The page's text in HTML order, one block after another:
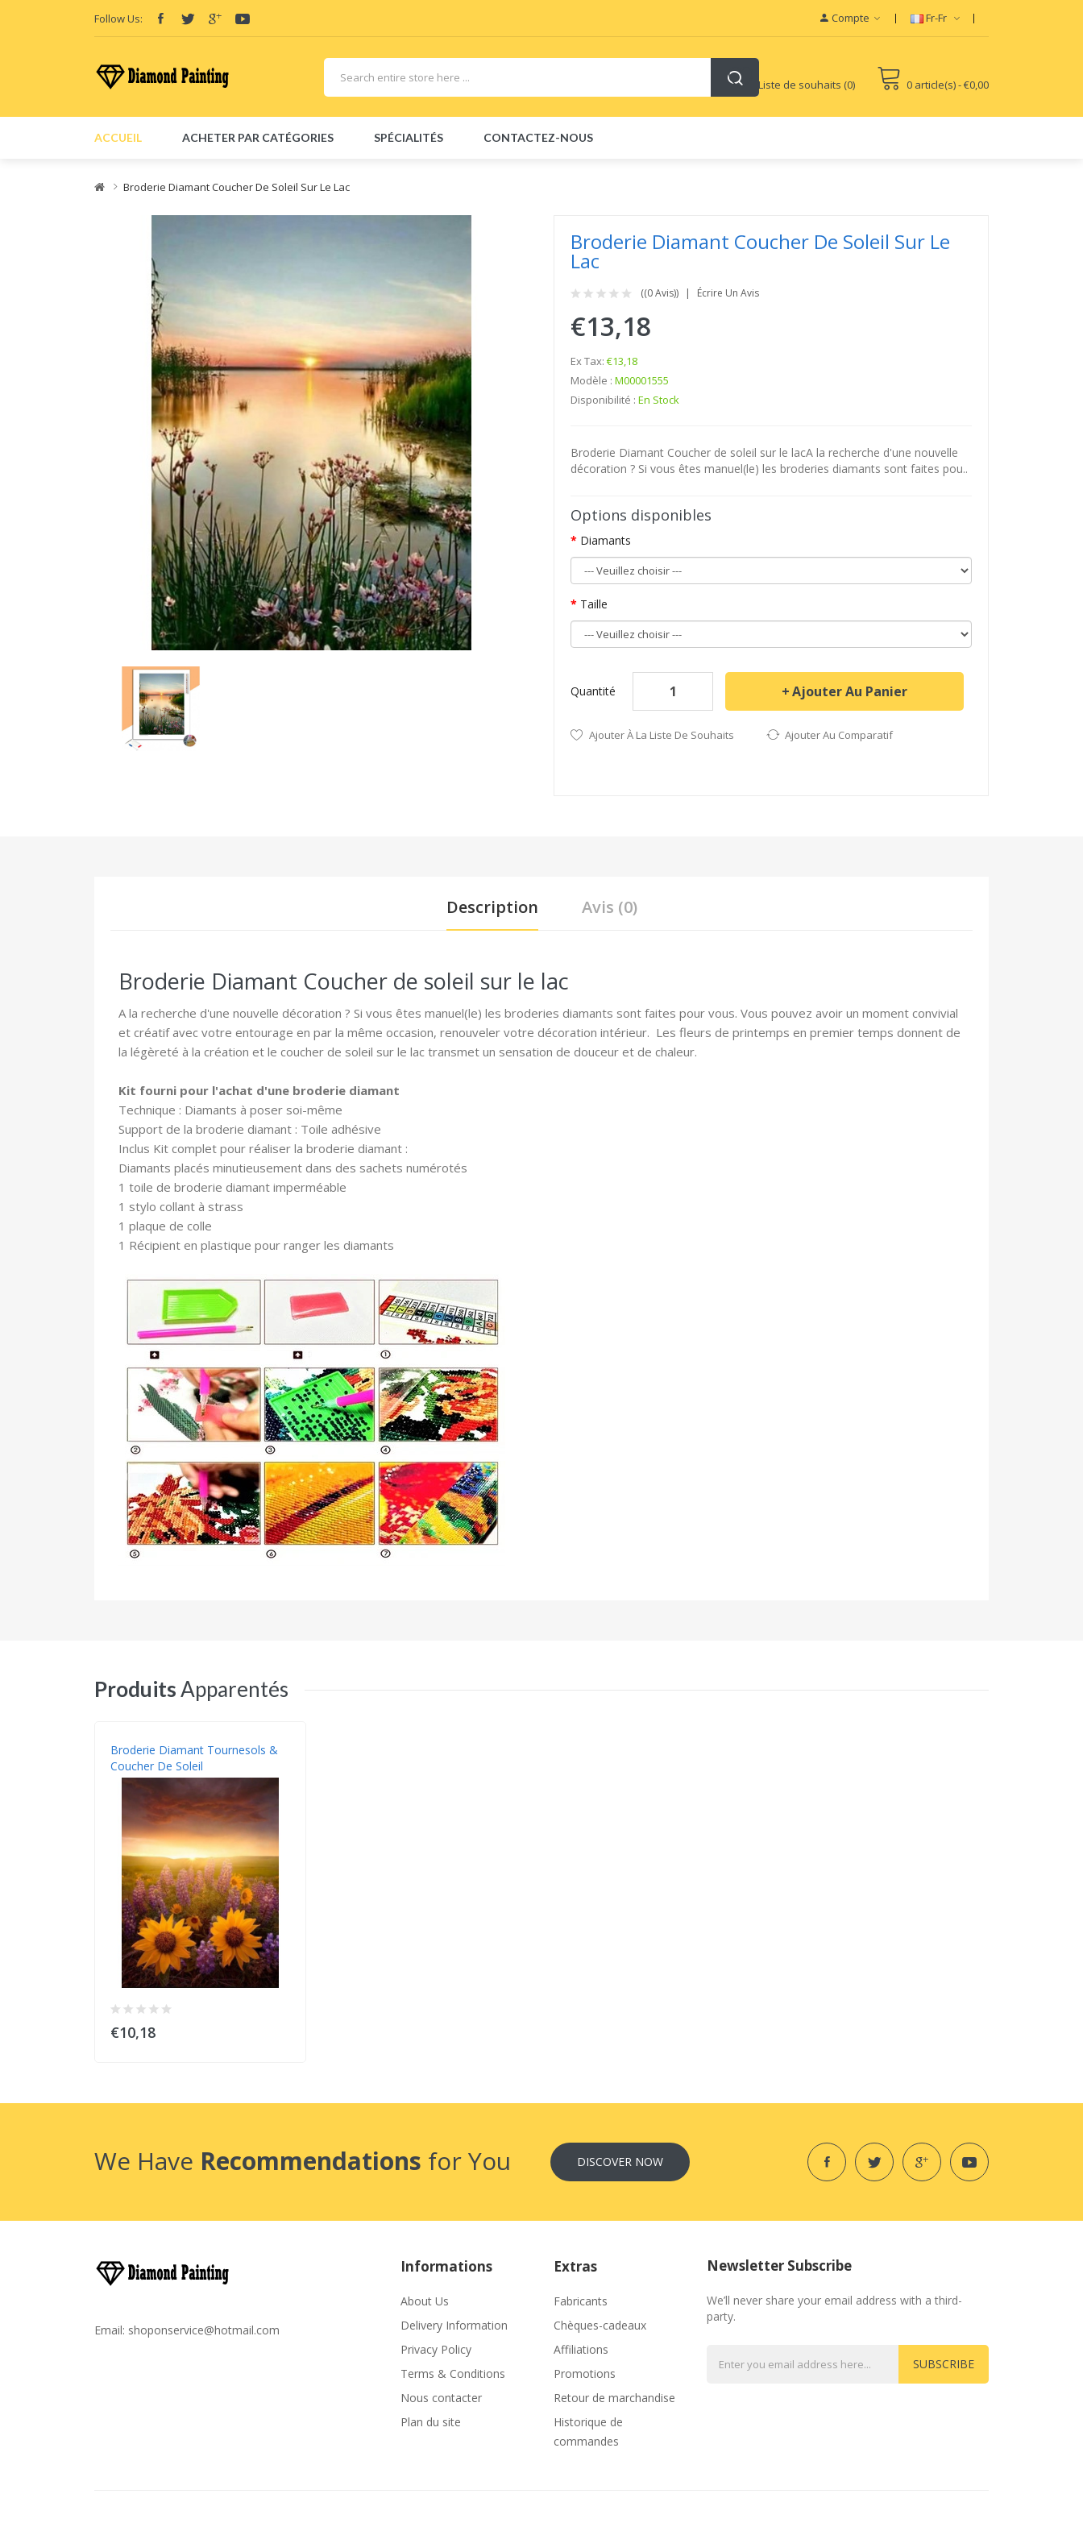
Follow Us: Compte View sites:Vape E-Liquid
Fr-Fr
Liste de souhaits (0) 0 article(s) - €0,00
ACCUEIL ACHETER PAR CATÉGORIES SPÉCIALITÉS CONTACTEZ-NOUS
Broderie Diamant Coucher De Soleil Sur Le Lac
Broderie Diamant Coucher De Soleil Sur Le
Lac
((0 Avis)) Écrire Un Avis
€13,18
Ex Tax: €13,18
Modèle : M00001555
Disponibilité : En Stock
Broderie Diamant Coucher de soleil sur le lacA la recherche d'une nouvelle
décoration ? Si vous êtes manuel(le) les broderies diamants sont faites pou..
Options disponibles
Diamants
Taille
Quantité Ajouter Au Panier
Ajouter À La Liste De Souhaits Ajouter Au Comparatif
Description Avis (0)
Broderie Diamant Coucher de soleil sur le lac
A la recherche d'une nouvelle décoration ? Si vous êtes manuel(le) les broderies diamants sont faites pour vous. Vous pouvez avoir un moment convivial
et créatif avec votre entourage en par la même occasion, renouveler votre décoration intérieur. Les fleurs de printemps en premier temps donnent de
la légèreté à la création et le coucher de soleil sur le lac transmet un sensation de douceur et de chaleur.
Kit fourni pour l'achat d'une broderie diamant
Technique : Diamants à poser soi-même
Support de la broderie diamant : Toile adhésive
Inclus Kit complet pour réaliser la broderie diamant :
Diamants placés minutieusement dans des sachets numérotés
1 toile de broderie diamant imperméable
1 stylo collant à strass
1 plaque de colle
1 Récipient en plastique pour ranger les diamants
ProduitsApparentés
Broderie Diamant Tournesols &
Coucher De Soleil
€10,18
We Have Recommendations for You DISCOVER NOW
Email: shoponservice@hotmail.com
Informations
About Us
Delivery Information
Privacy Policy
Terms & Conditions
Nous contacter
Plan du site
Extras
Fabricants
Chèques-cadeaux
Affiliations
Promotions
Retour de marchandise
Historique de
commandes
Newsletter Subscribe
We’ll never share your email address with a third-
party.
SUBSCRIBE